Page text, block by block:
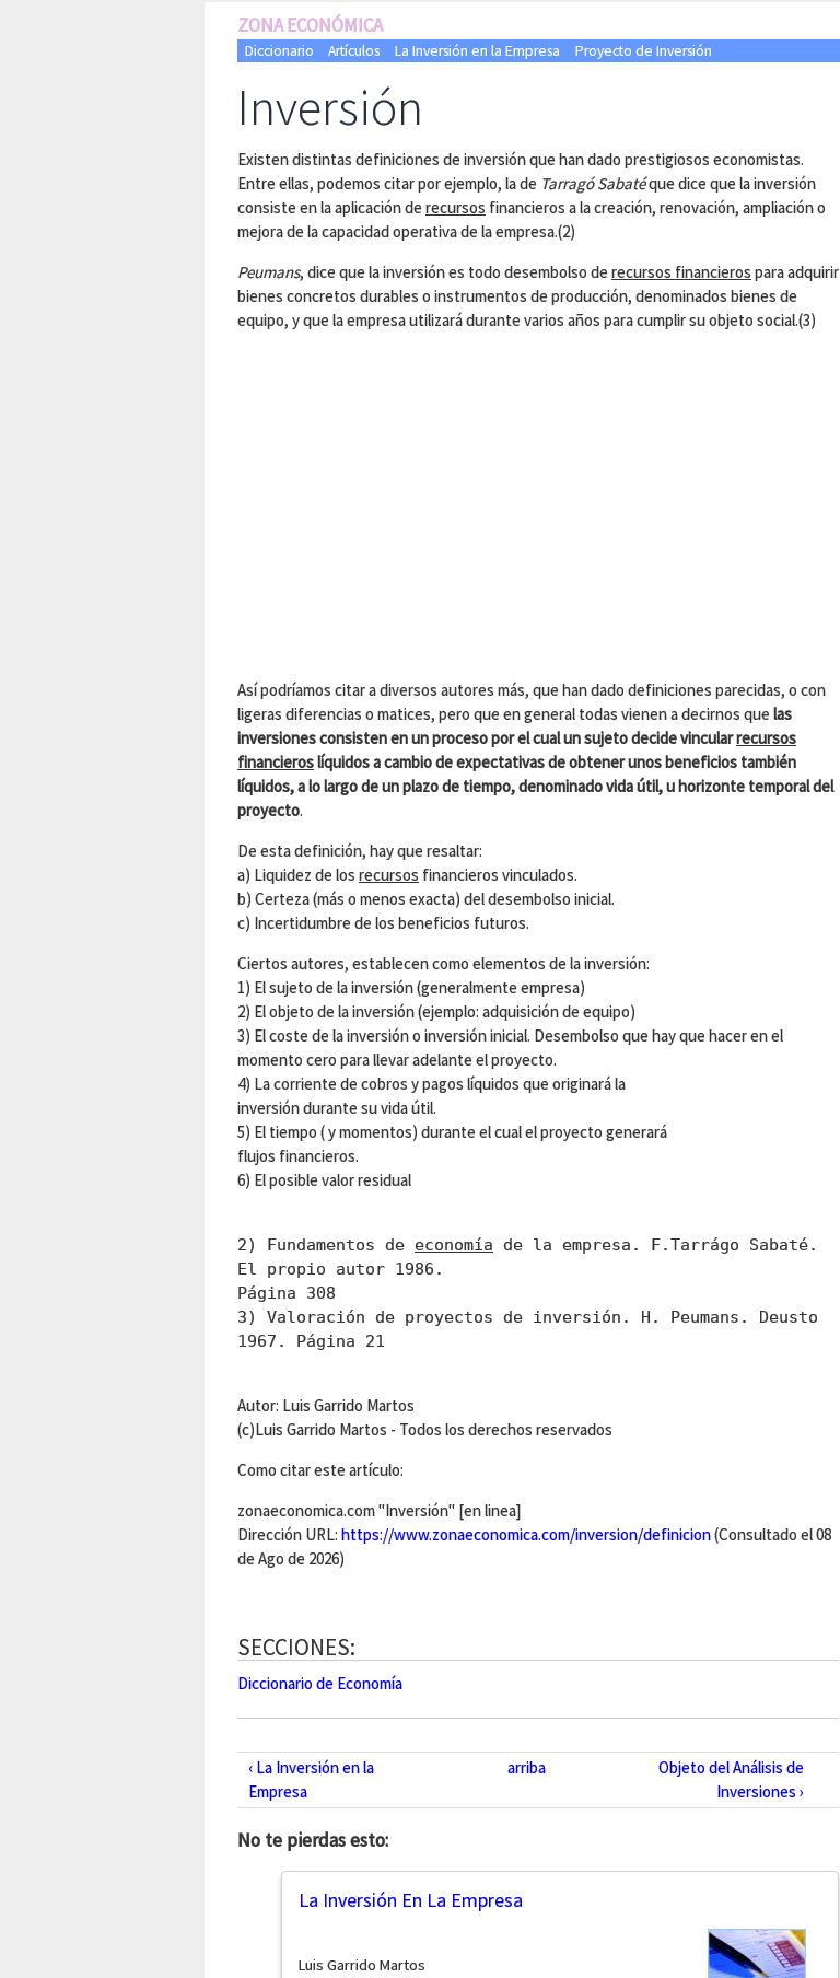
ZONA ECONÓMICA
Diccionario Artículos La Inversión en la Empresa Proyecto de Inversión
Inversión
Existen distintas definiciones de inversión que han dado prestigiosos economistas.
Entre ellas, podemos citar por ejemplo, la de Tarragó Sabatéque dice que la inversión
consiste en la aplicación derecursos financieros a la creación, renovación, ampliación o
mejora de la capacidad operativa de la empresa.(2)
Peumans, dice que la inversión es todo desembolso derecursos financieros para adquirir
bienes concretos durables o instrumentos de producción, denominados bienes de
equipo, y que la empresa utilizará durante varios años para cumplir su objeto social.(3)
Así podríamos citar a diversos autores más, que han dado definiciones parecidas, o con
ligeras diferencias o matices, pero que en general todas vienen a decirnos quelas
inversiones consisten en un proceso por el cual un sujeto decide vincularrecursos
financieroslíquidos a cambio de expectativas de obtener unos beneficios también
líquidos, a lo largo de un plazo de tiempo, denominado vida útil, u horizonte temporal del
proyecto.
De esta definición, hay que resaltar:
a) Liquidez de los recursos financieros vinculados.
b) Certeza (más o menos exacta) del desembolso inicial.
c) Incertidumbre de los beneficios futuros.
Ciertos autores, establecen como elementos de la inversión:
1) El sujeto de la inversión (generalmente empresa)
2) El objeto de la inversión (ejemplo: adquisición de equipo)
3) El coste de la inversión o inversión inicial. Desembolso que hay que hacer en el
momento cero para llevar adelante el proyecto.
4) La corriente de cobros y pagos líquidos que originará la
inversión durante su vida útil.
5) El tiempo ( y momentos) durante el cual el proyecto generará
flujos financieros.
6) El posible valor residual
2) Fundamentos de economía de la empresa. F.Tarrágo Sabaté.
El propio autor 1986.
Página 308
3) Valoración de proyectos de inversión. H. Peumans. Deusto
1967. Página 21
Autor: Luis Garrido Martos
(c)Luis Garrido Martos - Todos los derechos reservados
Como citar este artículo:
zonaeconomica.com "Inversión" [en linea]
Dirección URL: https://www.zonaeconomica.com/inversion/definicion(Consultado el 08
de Ago de 2026)
SECCIONES:
Diccionario de Economía
‹ La Inversión en la
Empresa
arriba
Objeto del Análisis de
Inversiones ›
No te pierdas esto:
La Inversión En La Empresa
Luis Garrido Martos